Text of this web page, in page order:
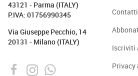
43121 - Parma (ITALY)
P.IVA: 01756990345
Via Giuseppe Pecchio, 14
20131 - Milano (ITALY)
Contatti
Iscriviti
Privacy